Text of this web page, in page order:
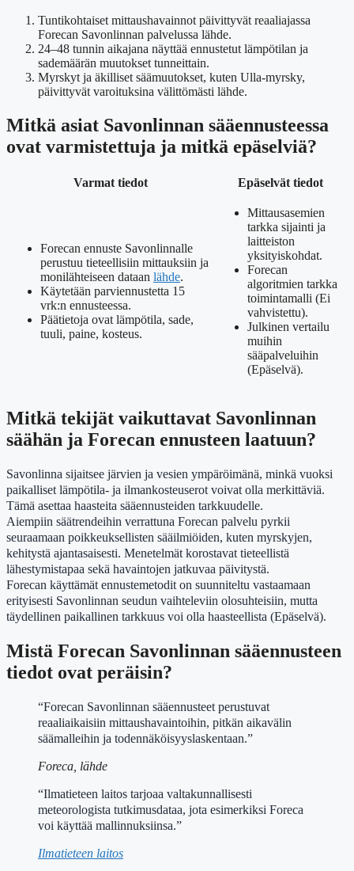
Tuntikohtaiset mittaushavainnot päivittyvät reaaliajassa
Forecan Savonlinnan palvelussa lähde.
24–48 tunnin aikajana näyttää ennustetut lämpötilan ja
sademäärän muutokset tunneittain.
Myrskyt ja äkilliset säämuutokset, kuten Ulla-myrsky,
päivittyvät varoituksina välittömästi lähde.
Mitkä asiat Savonlinnan sääennusteessa
ovat varmistettuja ja mitkä epäselviä?
Varmat tiedot Epäselvät tiedot
Forecan ennuste Savonlinnalle
perustuu tieteellisiin mittauksiin ja
monilähteiseen dataan lähde.
Käytetään parviennustetta 15
vrk:n ennusteessa.
Päätietoja ovat lämpötila, sade,
tuuli, paine, kosteus.
Mittausasemien
tarkka sijainti ja
laitteiston
yksityiskohdat.
Forecan
algoritmien tarkka
toimintamalli (Ei
vahvistettu).
Julkinen vertailu
muihin
sääpalveluihin
(Epäselvä).
Mitkä tekijät vaikuttavat Savonlinnan
säähän ja Forecan ennusteen laatuun?
Savonlinna sijaitsee järvien ja vesien ympäröimänä, minkä vuoksi
paikalliset lämpötila- ja ilmankosteuserot voivat olla merkittäviä.
Tämä asettaa haasteita sääennusteiden tarkkuudelle.
Aiempiin säätrendeihin verrattuna Forecan palvelu pyrkii
seuraamaan poikkeuksellisten sääilmiöiden, kuten myrskyjen,
kehitystä ajantasaisesti. Menetelmät korostavat tieteellistä
lähestymistapaa sekä havaintojen jatkuvaa päivitystä.
Forecan käyttämät ennustemetodit on suunniteltu vastaamaan
erityisesti Savonlinnan seudun vaihteleviin olosuhteisiin, mutta
täydellinen paikallinen tarkkuus voi olla haasteellista (Epäselvä).
Mistä Forecan Savonlinnan sääennusteen
tiedot ovat peräisin?
“Forecan Savonlinnan sääennusteet perustuvat
reaaliaikaisiin mittaushavaintoihin, pitkän aikavälin
säämalleihin ja todennäköisyyslaskentaan.”
Foreca, lähde
“Ilmatieteen laitos tarjoaa valtakunnallisesti
meteorologista tutkimusdataa, jota esimerkiksi Foreca
voi käyttää mallinnuksiinsa.”
Ilmatieteen laitos